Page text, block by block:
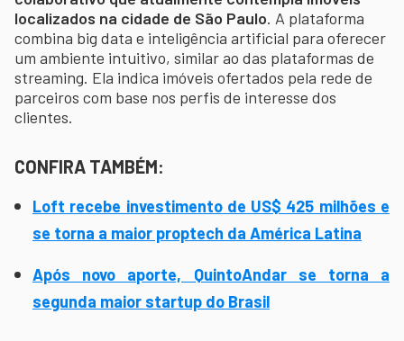
localizados na cidade de São Paulo. A plataforma
combina big data e inteligência artificial para oferecer
um ambiente intuitivo, similar ao das plataformas de
streaming. Ela indica imóveis ofertados pela rede de
parceiros com base nos perfis de interesse dos
clientes.
CONFIRA TAMBÉM:
Loft recebe investimento de US$ 425 milhões e
se torna a maior proptech da América Latina
Após novo aporte, QuintoAndar se torna a
segunda maior startup do Brasil